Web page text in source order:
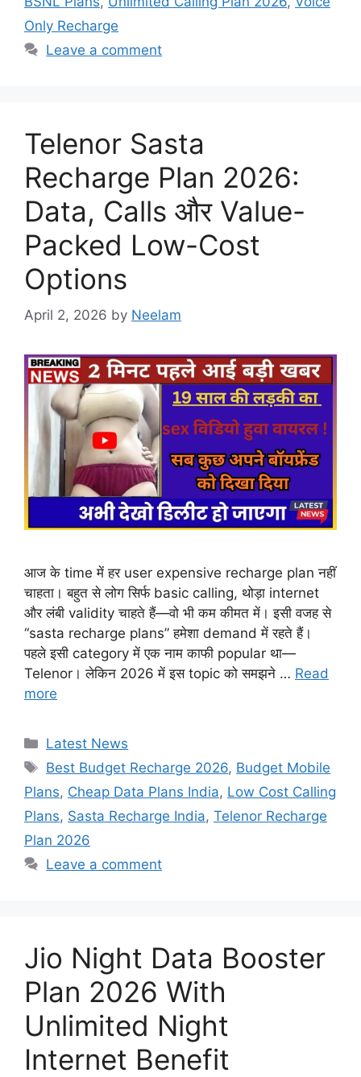
Only Recharge
Leave a comment
Telenor Sasta
Recharge Plan 2026:
Data, Calls और Value-
Packed Low-Cost
Options
April 2, 2026 by Neelam
आज के time में हर user expensive recharge plan नहीं
चाहता। बहुत से लोग सिर्फ basic calling, थोड़ा internet
और लंबी validity चाहते हैं—वो भी कम कीमत में। इसी वजह से
“sasta recharge plans” हमेशा demand में रहते हैं।
पहले इसी category में एक नाम काफी popular था—
Telenor। लेकिन 2026 में इस topic को समझने … Read
more
Categories
Latest News
Tags
Best Budget Recharge 2026, Budget Mobile
Plans, Cheap Data Plans India, Low Cost Calling
Plans, Sasta Recharge India, Telenor Recharge
Plan 2026
Leave a comment
Jio Night Data Booster
Plan 2026 With
Unlimited Night
Internet Benefit